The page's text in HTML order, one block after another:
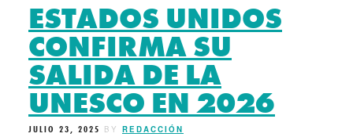
ESTADOS UNIDOS
CONFIRMA SU
SALIDA DE LA
UNESCO EN 2026
JULIO 23, 2025 BY REDACCIÓN